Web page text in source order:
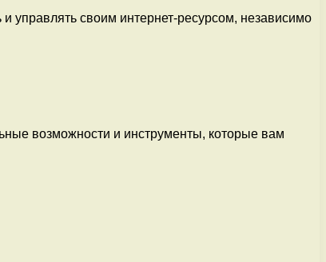
управлять своим интернет-ресурсом, независимо
возможности и инструменты, которые вам